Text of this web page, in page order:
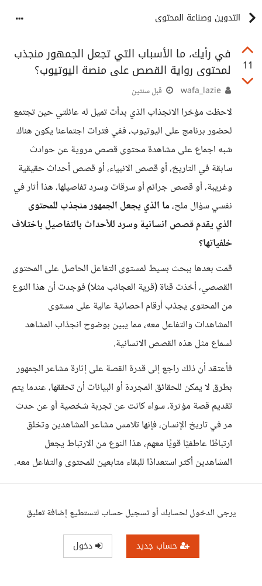
التدوين وصناعة المحتوى
11
في رأيك، ما الأسباب التي تجعل الجمهور منجذب
لمحتوى رواية القصص على منصة اليوتيوب؟
قبل سنتين
لاحظت مؤخرا الانجذاب الذي بدأت تميل له عائلتي حين تجتمع
لحضور برنامج على اليوتيوب، ففي فترات اجتماعنا يكون هناك
شبه اجماع على مشاهدة محتوى قصص مروية عن حوادث
سابقة في التاريخ، أو قصص الانبياء، أو قصص أحداث حقيقية
وغريبة، أو قصص جرائم أو سرقات وسرد تفاصيلها، هذا أثار في
نفسي سؤال ملح،ما الذي يجعل الجمهور منجذب للمحتوى
الذي يقدم قصص انسانية وسرد للأحداث بالتفاصيل باختلاف
خلفياتها؟
قمت بعدها ببحث بسيط لمستوى التفاعل الحاصل على المحتوى
القصصي، أخذت قناة (قرية العجائب مثلا) فوجدت أن هذا النوع
من المحتوى يجذب أرقام احصائية عالية على مستوى
المشاهدات والتفاعل معه، مما يبين بوضوح انجذاب المشاهد
لسماع مثل هذه القصص الانسانية.
فأعتقد أن ذلك راجع إلى قدرة القصة على إثارة مشاعر الجمهور
بطرق لا يمكن للحقائق المجردة أو البيانات أن تحققها، عندما يتم
تقديم قصة مؤثرة، سواء كانت عن تجربة شخصية أو عن حدث
مر في تاريخ الإنسان، فإنها تلامس مشاعر المشاهدين وتخلق
ارتباطًا عاطفيًا قويًا معهم، هذا النوع من الارتباط يجعل
المشاهدين أكثر استعدادًا للبقاء متابعين للمحتوى والتفاعل معه.
يرجى الدخول لحسابك أو تسجيل حساب لتستطيع إضافة تعليق
حساب جديد دخول